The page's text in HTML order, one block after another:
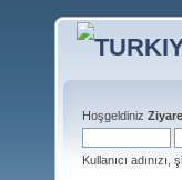
Hoşgeldiniz
Kullanıcı